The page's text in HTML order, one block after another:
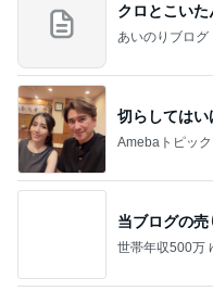
クロとこいた
あいのりブログ
切らしては
Amebaトピック
当ブログの
世帯年収500万